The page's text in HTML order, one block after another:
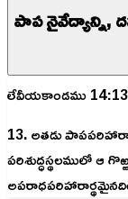
పాప నైవేద్యాన్ని,
లేవీయకాండము 14:13
13. అతడు
పరిశుద్ధస్థలములో ఆ